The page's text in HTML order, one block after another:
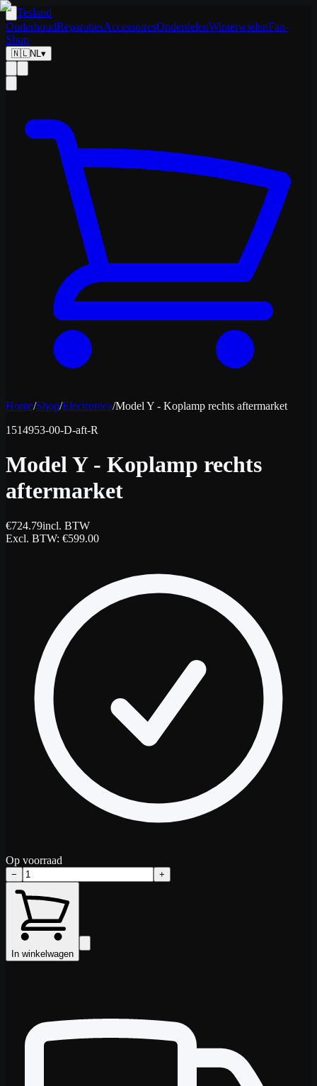
Tesland
OnderhoudReparatiesAccessoiresOnderdelenWinterwielenFan-
Shop
🇳🇱NL▾
Home/Shop/Electronica/Model Y - Koplamp rechts aftermarket
1514953-00-D-aft-R
Model Y - Koplamp rechts
aftermarket
€724.79incl. BTW
Excl. BTW: €599.00
Op voorraad
− +
In winkelwagen